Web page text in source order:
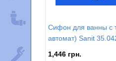
Сифон для ванны с
автомат) Sanit
1,446 грн.